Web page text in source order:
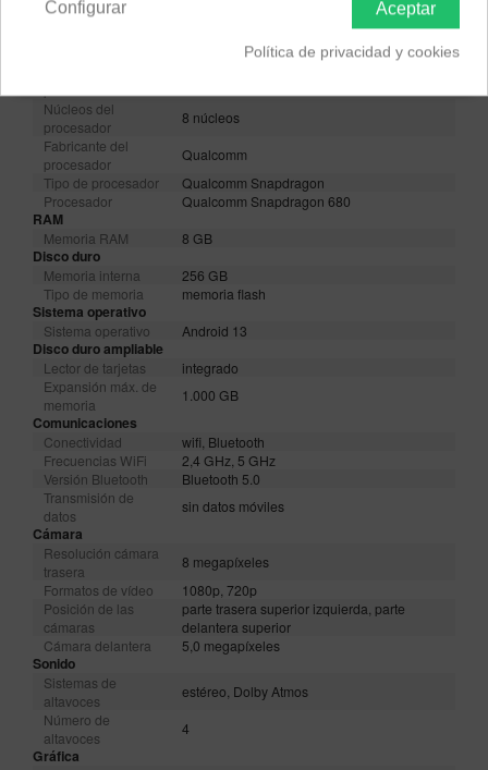
Procesador
Núcleos del
procesador
8 núcleos
Fabricante del
procesador
Qualcomm
Tipo de procesador
Qualcomm Snapdragon
Procesador
Qualcomm Snapdragon 680
RAM
Memoria RAM 8 GB
Disco duro
Memoria interna
256 GB
Tipo de memoria
memoria flash
Sistema operativo
Sistema operativo Android 13
Disco duro ampliable
Lector de tarjetas
integrado
Expansión máx. de
memoria
1.000 GB
Comunicaciones
Conectividad
wifi, Bluetooth
Frecuencias WiFi
2,4 GHz, 5 GHz
Versión Bluetooth
Bluetooth 5.0
Transmisión de
datos
sin datos móviles
Cámara
Resolución cámara
trasera
8 megapíxeles
Formatos de vídeo
1080p, 720p
Posición de las
cámaras
parte trasera superior izquierda, parte
delantera superior
Cámara delantera
5,0 megapíxeles
Sonido
Sistemas de
altavoces
estéreo, Dolby Atmos
Número de
altavoces
4
Gráfica
Aceptar
Configurar
Política de privacidad y cookies